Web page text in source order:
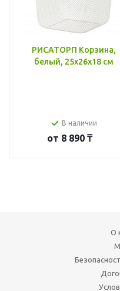
РИСАТОРП Корзина,
белый, 25x26x18 см
В наличии
от 8 890 ₸
О